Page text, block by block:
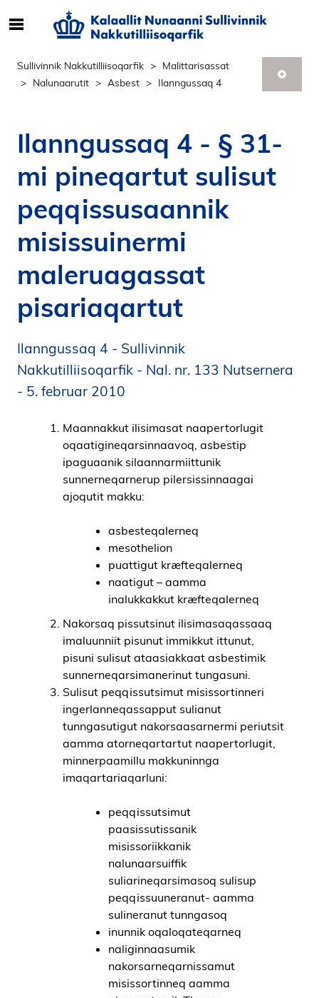
g
e
r
n
h
p
å
s
d
e
n
Sullivinnik Nakkutilliisoqarfik
Malittarisassat
Nalunaarutit
Asbest Ilanngussaq 4
Ilanngussaq 4 - § 31-
mi pineqartut sulisut
peqqissusaannik
misissuinermi
maleruagassat
pisariaqartut
Ilanngussaq 4 - Sullivinnik
Nakkutilliisoqarfik - Nal. nr. 133 Nutsernera
- 5. februar 2010
Maannakkut ilisimasat naapertorlugit
oqaatigineqarsinnaavoq, asbestip
ipaguaanik silaannarmiittunik
sunnerneqarnerup pilersissinnaagai
ajoqutit makku:
asbesteqalerneq
mesothelion
puattigut kræfteqalerneq
naatigut – aamma
inalukkakkut kræfteqalerneq
Nakorsaq pissutsinut ilisimasaqassaaq
imaluunniit pisunut immikkut ittunut,
pisuni sulisut ataasiakkaat asbestimik
sunnerneqarsimanerinut tungasuni.
Sulisut peqqissutsimut misissortinneri
ingerlanneqassapput sulianut
tunngasutigut nakorsaasarnermi periutsit
aamma atorneqartartut naapertorlugit,
minnerpaamillu makkuninnga
imaqartariaqarluni:
peqqissutsimut
paasissutissanik
misissoriikkanik
nalunaarsuiffik
suliarineqarsimasoq sulisup
peqqissuuneranut- aamma
sulineranut tunngasoq
inunnik oqaloqateqarneq
naliginnaasumik
nakorsarneqarnissamut
misissortinneq aamma